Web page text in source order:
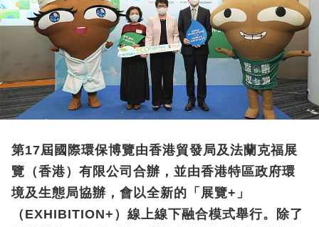
第17屆國際環保博覽由香港貿發局及法蘭克福展
覽（香港）有限公司合辦，並由香港特區政府環
境及生態局協辦，會以全新的「展覽+」
（EXHIBITION+）線上線下融合模式舉行。除了